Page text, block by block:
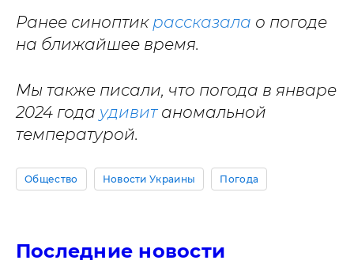
Ранее синоптик рассказала о погоде
на ближайшее время.
Мы также писали, что погода в январе
2024 года удивитаномальной
температурой.
Общество Новости Украины Погода
Последние новости